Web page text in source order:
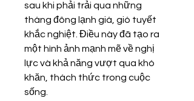
sau khi phải trải qua những
tháng đông lạnh giá, gió tuyết
khắc nghiệt. Điều này đã tạo ra
một hình ảnh mạnh mẽ về nghị
lực và khả năng vượt qua khó
khăn, thách thức trong cuộc
sống.